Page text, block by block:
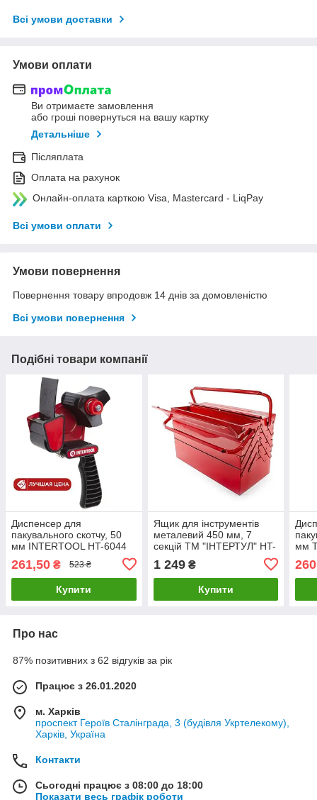
Всі умови доставки
Умови оплати
Ви отримаєте замовлення
або гроші повернуться на вашу картку
Детальніше
Післяплата
Оплата на рахунок
Онлайн-оплата карткою Visa, Mastercard - LiqPay
Всі умови оплати
Умови повернення
Повернення товару впродовж 14 днів за домовленістю
Всі умови повернення
Подібні товари компанії
Диспенсер для
пакувального скотчу, 50
мм INTERTOOL HT-6044
261,50 ₴ 523 ₴
Купити
Ящик для інструментів
металевий 450 мм, 7
секцій ТМ "ІНТЕРТУЛ" HT-
1 249₴
Купити
мм
260
Про нас
87% позитивних з 62 відгуків за рік
Працює з 26.01.2020
м. Харків
проспект Героїв Сталінграда, 3 (будівля Укртелекому),
Харків, Україна
Контакти
Сьогодні працює з 08:00 до 18:00
Показати весь графік роботи